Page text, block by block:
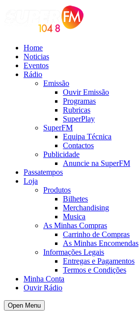
Home
Noticias
Eventos
Rádio
Emissão
Ouvir Emissão
Programas
Rubricas
SuperPlay
SuperFM
Equipa Técnica
Contactos
Publicidade
Anuncie na SuperFM
Passatempos
Loja
Produtos
Bilhetes
Merchandising
Musica
As Minhas Compras
Carrinho de Compras
As Minhas Encomendas
Informações Legais
Entregas e Pagamentos
Termos e Condições
Minha Conta
Ouvir Rádio
Open Menu